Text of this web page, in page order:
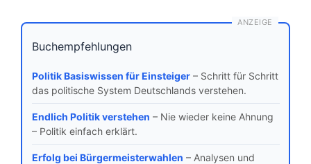
ANZEIGE
Buchempfehlungen
Politik Basiswissen für Einsteiger– Schritt für Schritt
das politische System Deutschlands verstehen.
Endlich Politik verstehen – Nie wieder keine Ahnung
– Politik einfach erklärt.
Erfolg bei Bürgermeisterwahlen – Analysen und